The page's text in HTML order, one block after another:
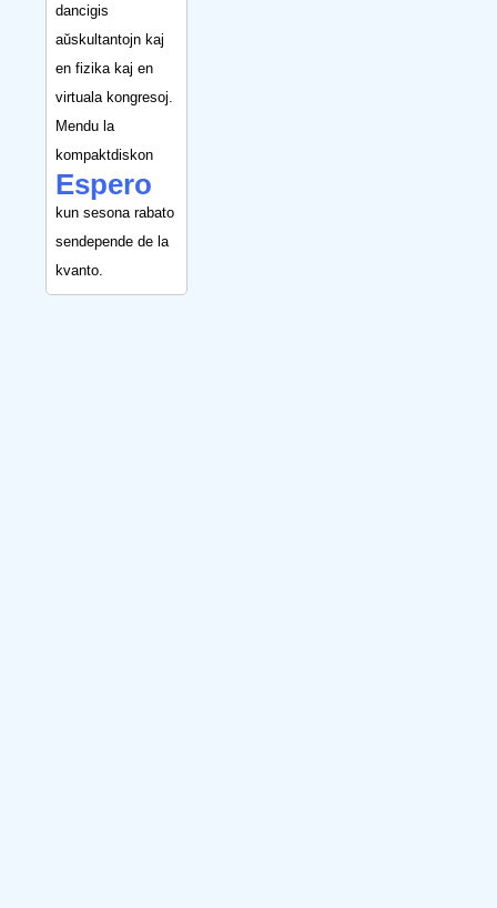
dancigis
aŭskultantojn kaj
en fizika kaj en
virtuala kongresoj.
Mendu la
kompaktdiskon
Espero
kun sesona rabato
sendepende de la
kvanto.